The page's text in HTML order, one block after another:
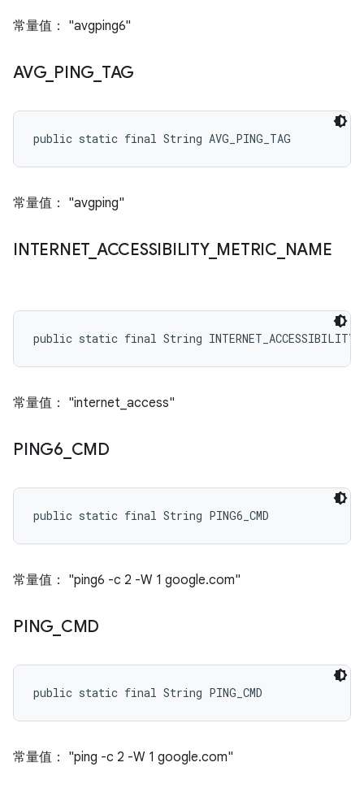
常量值： "avgping6"
AVG_ PING TAG
public static final String AVG_PING_TAG
常量值： "avgping"
INTERNET_ ACCESSIBILITY_ METRIC NAME
public static final String
常量值： "internet_access"
PING6 CMD
public static final String PING6_CMD
常量值： "ping6 -c 2 -W 1 google.com"
PING CMD
public static final String PING_CMD
常量值： "ping -c 2 -W 1 google.com"